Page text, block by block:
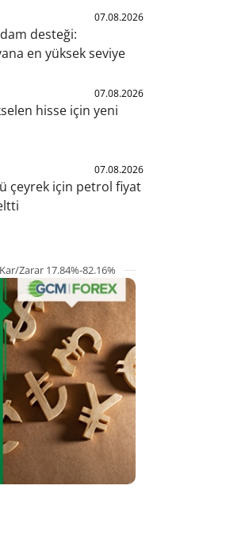
07.08.2026
desteği:
en yüksek seviye
07.08.2026
hisse için yeni
07.08.2026
çeyrek için petrol fiyat
Zarar 17.84%-82.16%